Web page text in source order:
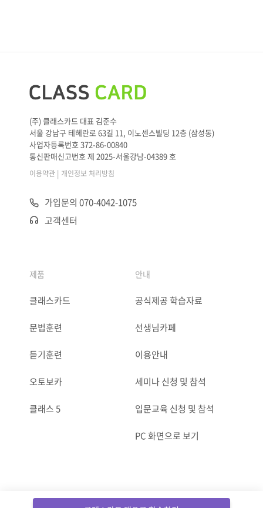
(주) 클래스카드 대표 김준수
서울 강남구 테헤란로 63길 11, 이노센스빌딩 12층 (삼성동)
사업자등록번호 372-86-00840
통신판매신고번호 제 2025-서울강남-04389 호
이용약관 | 개인정보 처리방침
가입문의 070-4042-1075
고객센터
제품
클래스카드
문법훈련
듣기훈련
오토보카
클래스 5
안내
공식제공 학습자료
선생님카페
이용안내
세미나 신청 및 참석
입문교육 신청 및 참석
PC 화면으로 보기
ⓒCLASSCARD. All Rights reserved.